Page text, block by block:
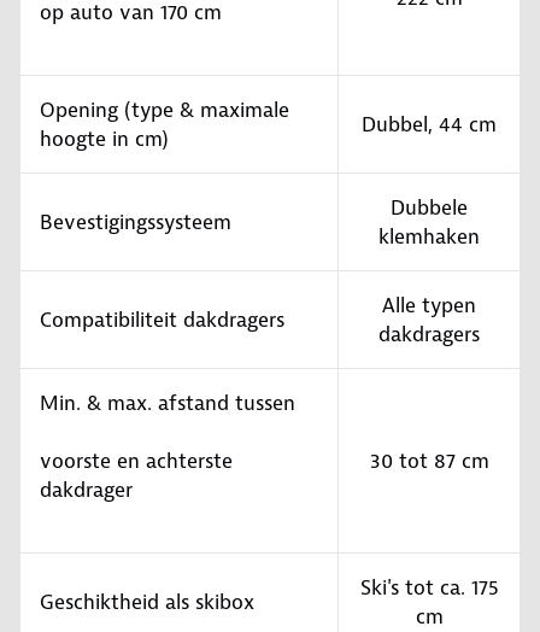
op auto van 170 cm
Opening (type & maximale
hoogte in cm)
Dubbel, 44 cm
Bevestigingssysteem
Dubbele
klemhaken
Compatibiliteit dakdragers
Alle typen
dakdragers
Min. & max. afstand tussen
voorste en achterste
dakdrager
30 tot 87 cm
Geschiktheid als skibox
Ski's tot ca. 175
cm